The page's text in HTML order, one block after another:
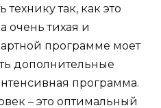
так, как это
тихая и
программе моет
дополнительные
программа.
– это оптимальный